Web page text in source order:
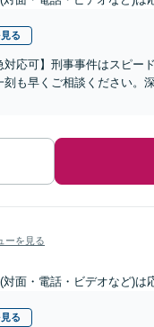
る
対応可】刑事事件はスピ
も早くご相談ください。
ーを見る
対面・電話・ビデオなど)は
る